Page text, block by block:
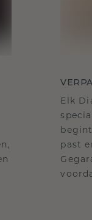
Elk
past